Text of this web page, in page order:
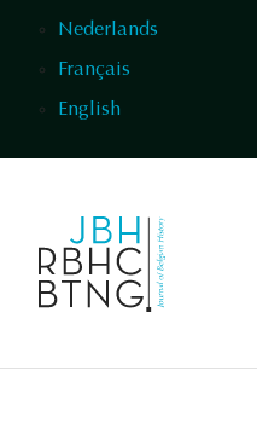
Nederlands
Français
English